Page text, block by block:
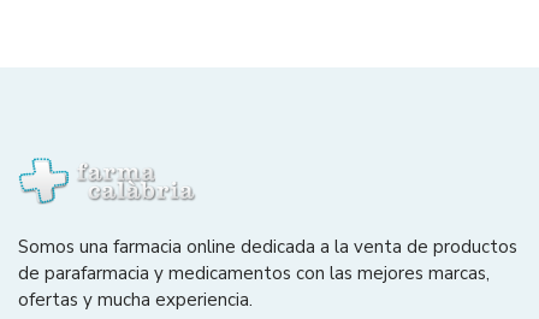
Somos una farmacia online dedicada a la venta de productos
de parafarmacia y medicamentos con las mejores marcas,
ofertas y mucha experiencia.